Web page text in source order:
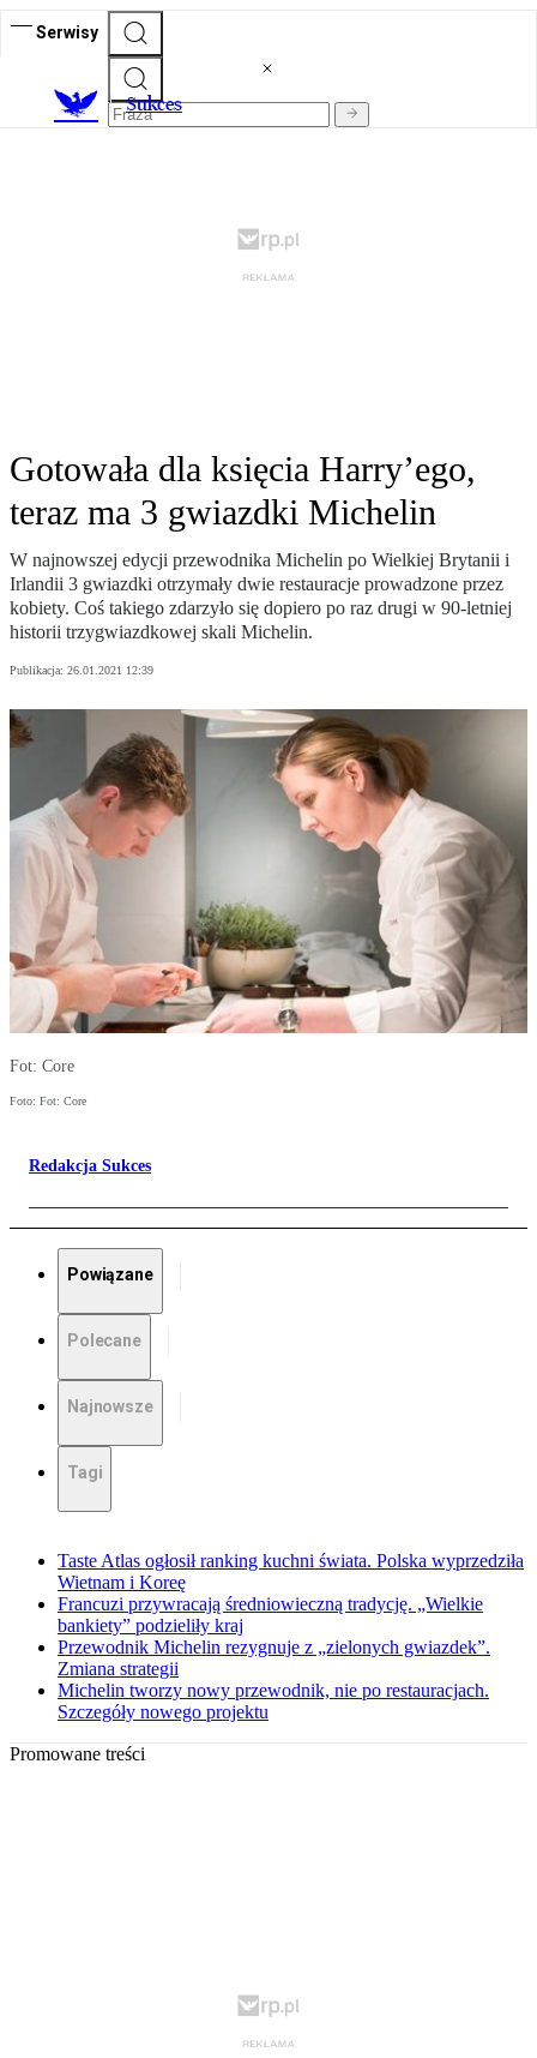
Serwisy
Sukces
Gotowała dla księcia Harry’ego,
teraz ma 3 gwiazdki Michelin
W najnowszej edycji przewodnika Michelin po Wielkiej Brytanii i
Irlandii 3 gwiazdki otrzymały dwie restauracje prowadzone przez
kobiety. Coś takiego zdarzyło się dopiero po raz drugi w 90-letniej
historii trzygwiazdkowej skali Michelin.
Publikacja: 26.01.2021 12:39
Fot: Core
Foto: Fot: Core
Redakcja Sukces
Powiązane
Polecane
Najnowsze
Tagi
Taste Atlas ogłosił ranking kuchni świata. Polska wyprzedziła
Wietnam i Koreę
Francuzi przywracają średniowieczną tradycję. „Wielkie
bankiety” podzieliły kraj
Przewodnik Michelin rezygnuje z „zielonych gwiazdek”.
Zmiana strategii
Michelin tworzy nowy przewodnik, nie po restauracjach.
Szczegóły nowego projektu
Promowane treści